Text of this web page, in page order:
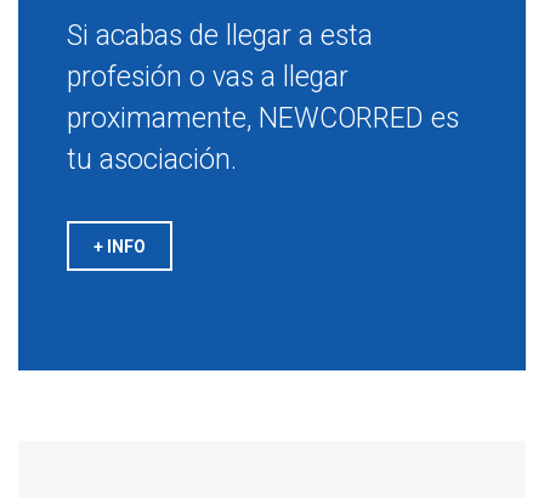
Si acabas de llegar a esta
profesión o vas a llegar
proximamente, NEWCORRED es
tu asociación.
+ INFO